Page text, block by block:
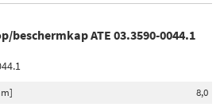
beschermkap ATE 03.3590-0044.1
8,0